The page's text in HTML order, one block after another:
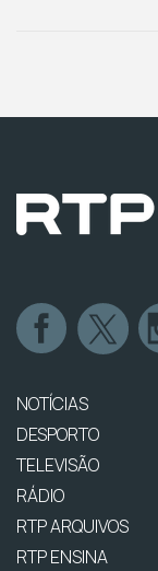
NOTÍCIAS
DESPORTO
TELEVISÃO
RÁDIO
RTP ARQUIVOS
RTP ENSINA